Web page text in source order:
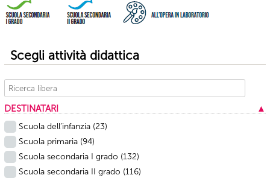
Scegli attività didattica
DESTINATARI ▲
Scuola dell’infanzia (23)
Scuola primaria (94)
Scuola secondaria I grado (132)
Scuola secondaria II grado (116)